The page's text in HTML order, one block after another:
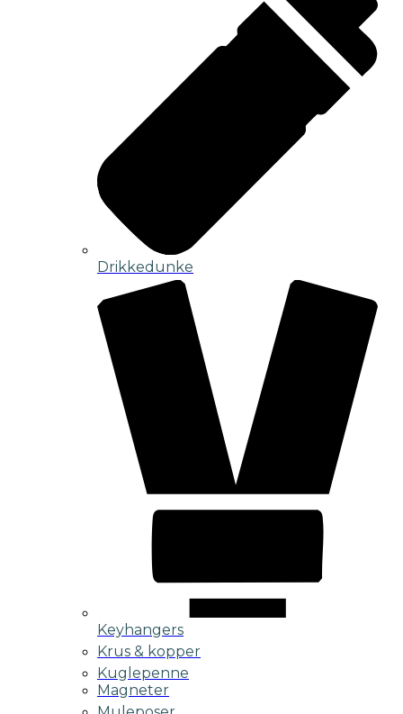
Drikkedunke
Keyhangers
Krus & kopper
Kuglepenne
Magneter